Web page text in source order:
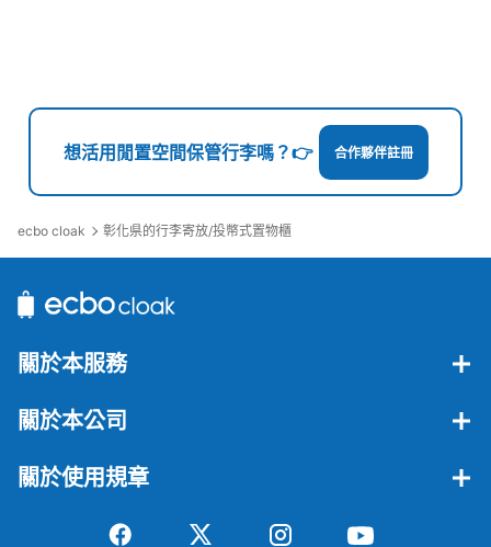
想活用閒置空間保管行李嗎？👉 合作夥伴註冊
ecbo cloak 彰化県的行李寄放/投幣式置物櫃
關於本服務
關於本公司
關於使用規章